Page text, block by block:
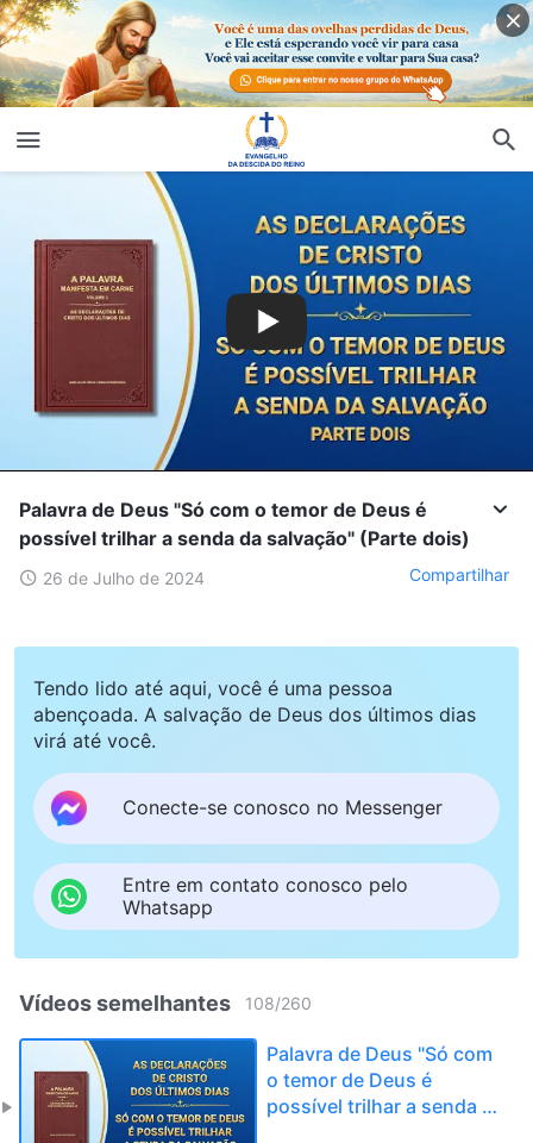
Palavra de Deus "Só com o temor de Deus é
possível trilhar a senda da salvação" (Parte dois)
26 de Julho de 2024 Compartilhar
Tendo lido até aqui, você é uma pessoa
abençoada. A salvação de Deus dos últimos dias
virá até você.
Conecte-se conosco no Messenger
Entre em contato conosco pelo
Whatsapp
Vídeos semelhantes 108/260
Palavra de Deus "Só com
o temor de Deus é
possível trilhar a senda da